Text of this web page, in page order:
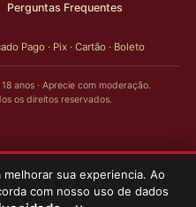
sua experiencia. Ao
com nosso uso de dados
Perguntas Frequentes
Pago · Pix · Cartão · Boleto
anos · Aprecie com moderação.
os direitos reservados.